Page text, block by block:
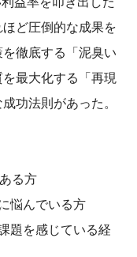
ど圧倒的な成果を
徹底する「泥臭い
最大化する「再現
功法則があった。
る方
悩んでいる方
題を感じている経